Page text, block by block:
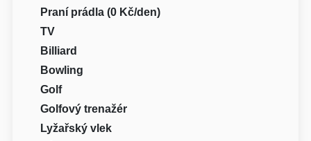
Praní prádla (0 Kč/den)
TV
Billiard
Bowling
Golf
Golfový trenažér
Lyžařský vlek